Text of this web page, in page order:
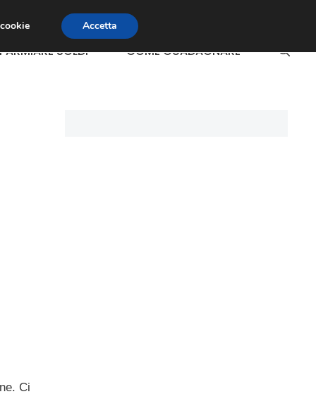
SOLDI COME GUADAGNARE
Ci
Accetta